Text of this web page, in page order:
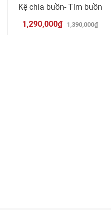
Kệ chia buồn- Tím buồn
1,290,000₫ 1,390,000₫